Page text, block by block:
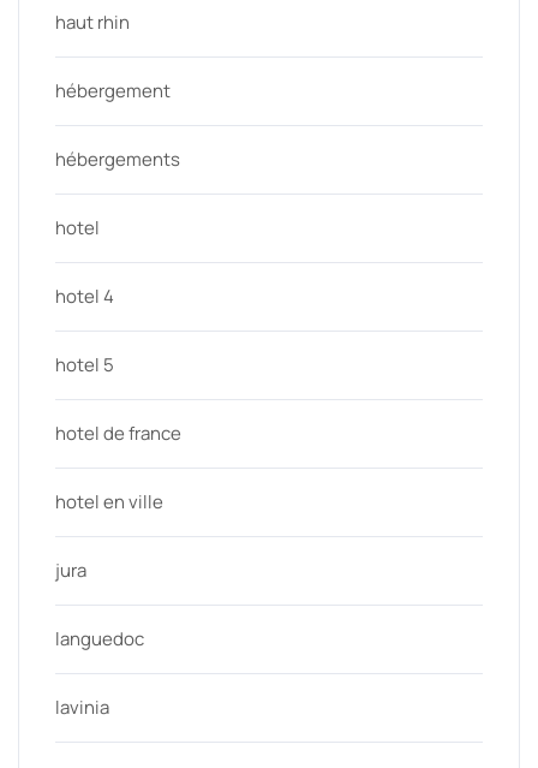
haut rhin
hébergement
hébergements
hotel
hotel 4
hotel 5
hotel de france
hotel en ville
jura
languedoc
lavinia